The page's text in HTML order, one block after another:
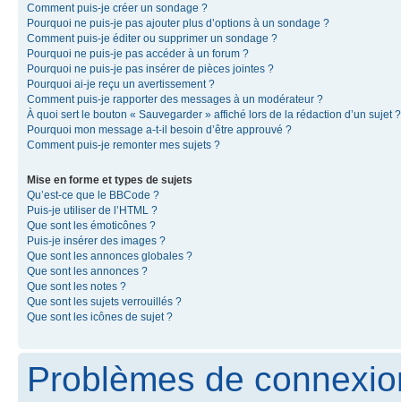
Comment puis-je créer un sondage ?
Pourquoi ne puis-je pas ajouter plus d’options à un sondage ?
Comment puis-je éditer ou supprimer un sondage ?
Pourquoi ne puis-je pas accéder à un forum ?
Pourquoi ne puis-je pas insérer de pièces jointes ?
Pourquoi ai-je reçu un avertissement ?
Comment puis-je rapporter des messages à un modérateur ?
À quoi sert le bouton « Sauvegarder » affiché lors de la rédaction d’un sujet ?
Pourquoi mon message a-t-il besoin d’être approuvé ?
Comment puis-je remonter mes sujets ?
Mise en forme et types de sujets
Qu’est-ce que le BBCode ?
Puis-je utiliser de l’HTML ?
Que sont les émoticônes ?
Puis-je insérer des images ?
Que sont les annonces globales ?
Que sont les annonces ?
Que sont les notes ?
Que sont les sujets verrouillés ?
Que sont les icônes de sujet ?
Problèmes de